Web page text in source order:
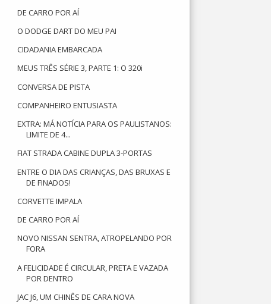
DE CARRO POR AÍ
O DODGE DART DO MEU PAI
CIDADANIA EMBARCADA
MEUS TRÊS SÉRIE 3, PARTE 1: O 320i
CONVERSA DE PISTA
COMPANHEIRO ENTUSIASTA
EXTRA: MÁ NOTÍCIA PARA OS PAULISTANOS:
LIMITE DE 4...
FIAT STRADA CABINE DUPLA 3-PORTAS
ENTRE O DIA DAS CRIANÇAS, DAS BRUXAS E
DE FINADOS!
CORVETTE IMPALA
DE CARRO POR AÍ
NOVO NISSAN SENTRA, ATROPELANDO POR
FORA
A FELICIDADE É CIRCULAR, PRETA E VAZADA
POR DENTRO
JAC J6, UM CHINÊS DE CARA NOVA